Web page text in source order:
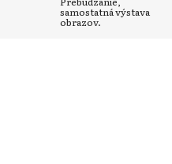
samostatná výstava
obrazov.